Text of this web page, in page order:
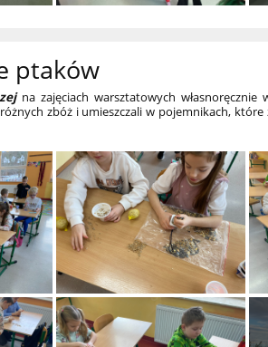
ptaków
na zajęciach warsztatowych własnoręcznie
zbóż i umieszczali w pojemnikach,